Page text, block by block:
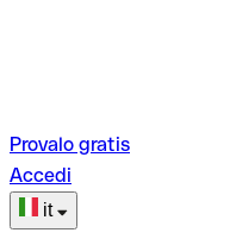
Provalo gratis
Accedi
it